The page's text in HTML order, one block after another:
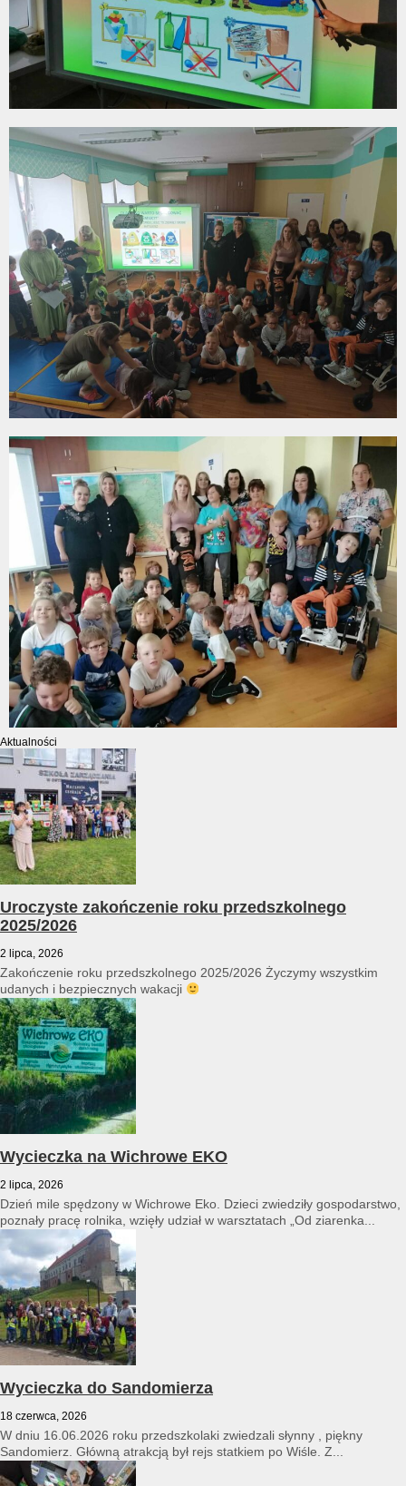
Aktualności
Uroczyste zakończenie roku przedszkolnego
2025/2026
2 lipca, 2026
Zakończenie roku przedszkolnego 2025/2026 Życzymy wszystkim
udanych i bezpiecznych wakacji
Wycieczka na Wichrowe EKO
2 lipca, 2026
Dzień mile spędzony w Wichrowe Eko. Dzieci zwiedziły gospodarstwo,
poznały pracę rolnika, wzięły udział w warsztatach „Od ziarenka...
Wycieczka do Sandomierza
18 czerwca, 2026
W dniu 16.06.2026 roku przedszkolaki zwiedzali słynny , piękny
Sandomierz. Główną atrakcją był rejs statkiem po Wiśle. Z...